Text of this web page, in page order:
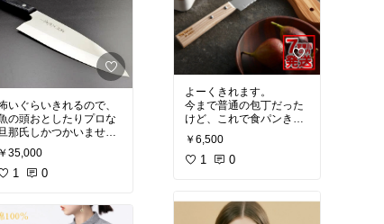
いぐらいきれるので、
の頭おとしたりプロな
那氏しかつかいませ
ん。んがめちゃ使いやす
いとのこと。
￥35,000
1 0
よーくきれます。
今まで普通の包丁だった
けど、これで食パンきれ
るようになって便利！
￥6,500
1 0